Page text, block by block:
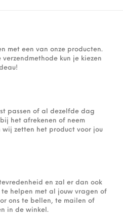
met een van onze producten.
kun je kiezen
passen of al dezelfde dag
het afrekenen of neem
wij zetten het product voor jou
en zal er dan ook
helpen met al jouw vragen of
ons te bellen, te mailen of
in de winkel.